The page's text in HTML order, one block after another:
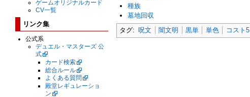
ゲームオリジナルカード
CV一覧
リンク集
公式系
デュエル・マスターズ 公
式
カード検索
総合ルール
よくある質問
殿堂レギュレーショ
ン
種族
墓地回収
タグ: 呪文 闇文明 黒単 単色 コスト5